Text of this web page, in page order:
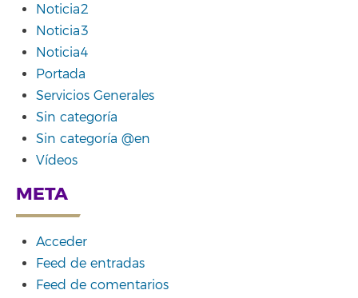
Noticia2
Noticia3
Noticia4
Portada
Servicios Generales
Sin categoría
Sin categoría @en
Vídeos
META
Acceder
Feed de entradas
Feed de comentarios